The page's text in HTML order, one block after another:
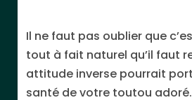
Il ne faut pas oublier que
tout à fait naturel qu’il faut
attitude inverse pourrait
santé de votre toutou adoré.